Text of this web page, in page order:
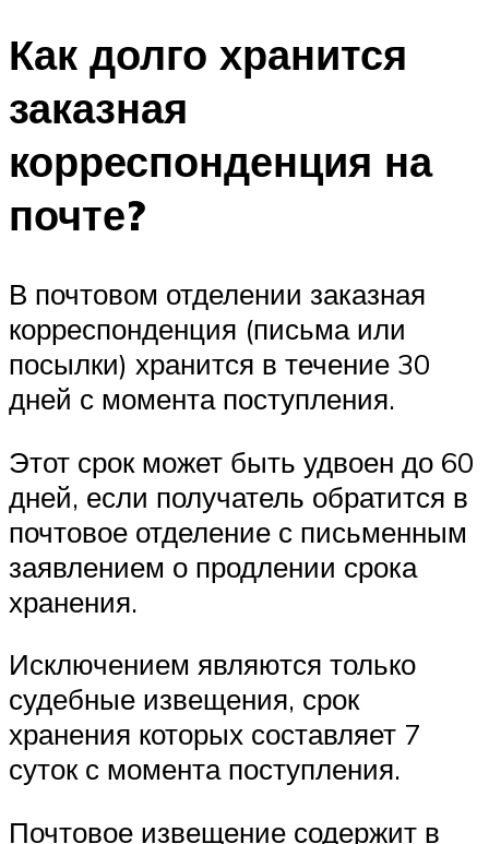
Как долго хранится
заказная
корреспонденция на
почте?
В почтовом отделении заказная
корреспонденция (письма или
посылки) хранится в течение 30
дней с момента поступления.
Этот срок может быть удвоен до 60
дней, если получатель обратится в
почтовое отделение с письменным
заявлением о продлении срока
хранения.
Исключением являются только
судебные извещения, срок
хранения которых составляет 7
суток с момента поступления.
Почтовое извещение содержит в